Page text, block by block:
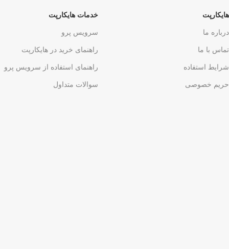
هایکارپت
درباره ما
تماس با ما
شرایط استفاده
حریم خصوصی
خدمات هایکارپت
سرویس پرو
راهنمای خرید در هایکارپت
راهنمای استفاده از سرویس پرو
سوالات متداول